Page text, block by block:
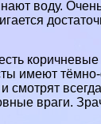
воду.
имеют
смотрят
враги.